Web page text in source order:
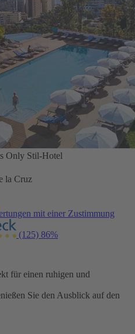
Only Stil-Hotel
la Cruz
mit einer Zustimmung
(125) 86%
für einen ruhigen und
Sie den Ausblick auf den